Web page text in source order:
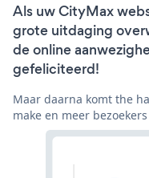
Als uw CityMax
grote uitdaging
de online
gefeliciteerd!
Maar daarna komt the
make en meer